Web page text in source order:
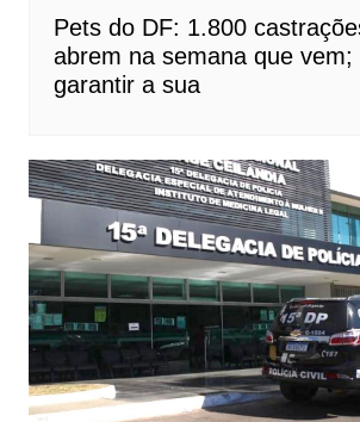
Pets do DF: 1.800
abrem na semana que vem;
garantir a sua